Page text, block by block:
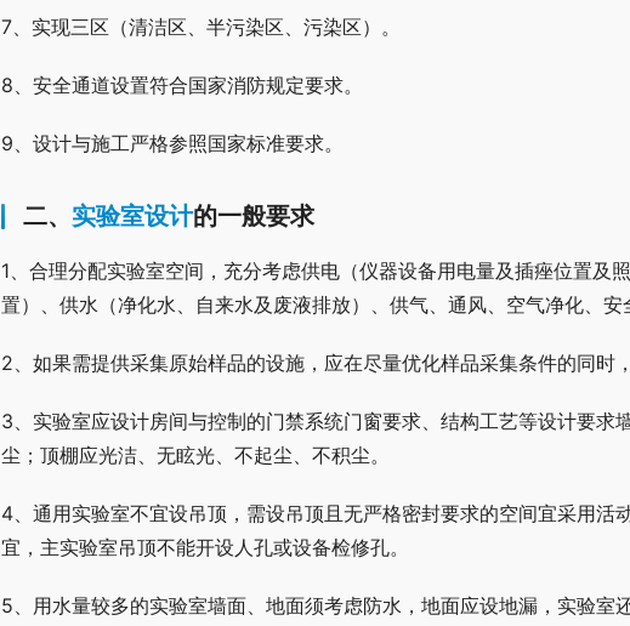
7、实现三区（清洁区、半污染区、污染区）。
8、安全通道设置符合国家消防规定要求。
9、设计与施工严格参照国家标准要求。
二、 实验室设计的一般要求
1、合理分配实验室空间，充分考虑供电（仪器设备用电量及插痤位置及
置）、供水（净化水、自来水及废液排放）、供气、通风、空气净化、安
2、如果需提供采集原始样品的设施，应在尽量优化样品采集条件的同时
3、实验室应设计房间与控制的门禁系统门窗要求、结构工艺等设计要求
尘；顶棚应光洁、无眩光、不起尘、不积尘。
4、通用实验室不宜设吊顶，需设吊顶且无严格密封要求的空间宜采用活
宜，主实验室吊顶不能开设人孔或设备检修孔。
5、用水量较多的实验室墙面、地面须考虑防水，地面应设地漏，实验室